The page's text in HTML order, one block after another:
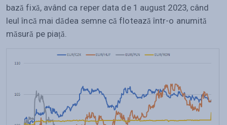
bază fixă, având ca reper data de 1 august 2023, când
leul încă mai dădea semne că flotează într-o anumită
măsură pe piață.